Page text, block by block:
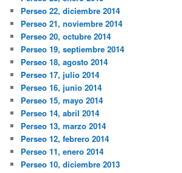
Perseo 22, diciembre 2014
Perseo 21, noviembre 2014
Perseo 20, octubre 2014
Perseo 19, septiembre 2014
Perseo 18, agosto 2014
Perseo 17, julio 2014
Perseo 16, junio 2014
Perseo 15, mayo 2014
Perseo 14, abril 2014
Perseo 13, marzo 2014
Perseo 12, febrero 2014
Perseo 11, enero 2014
Perseo 10, diciembre 2013